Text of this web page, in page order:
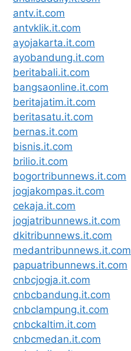
antv.it.com
antvklik.it.com
ayojakarta.it.com
ayobandung.it.com
beritabali.it.com
bangsaonline.it.com
beritajatim.it.com
beritasatu.it.com
bernas.it.com
bisnis.it.com
brilio.it.com
bogortribunnews.it.com
jogjakompas.it.com
cekaja.it.com
jogjatribunnews.it.com
dkitribunnews.it.com
medantribunnews.it.com
papuatribunnews.it.com
cnbcjogja.it.com
cnbcbandung.it.com
cnbclampung.it.com
cnbckaltim.it.com
cnbcmedan.it.com